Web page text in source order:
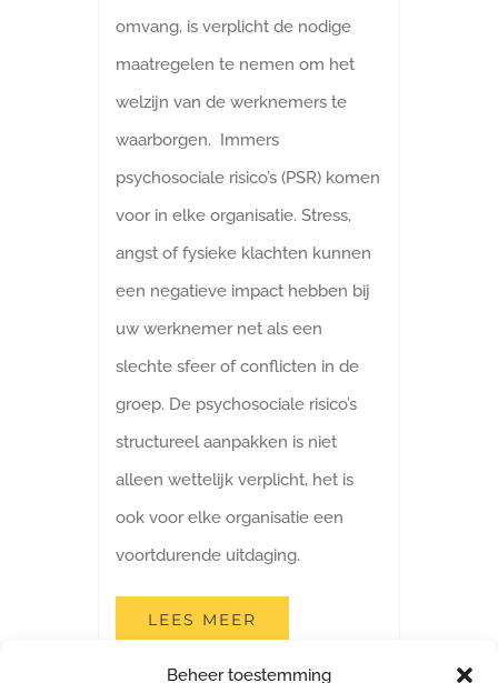
Beheer toestemming
omvang, is verplicht de nodige
maatregelen te nemen om het
welzijn van de werknemers te
waarborgen. Immers
psychosociale risico’s (PSR) komen
voor in elke organisatie. Stress,
angst of fysieke klachten kunnen
een negatieve impact hebben bij
uw werknemer net als een
slechte sfeer of conflicten in de
groep. De psychosociale risico’s
structureel aanpakken is niet
alleen wettelijk verplicht, het is
ook voor elke organisatie een
voortdurende uitdaging.
LEES MEER